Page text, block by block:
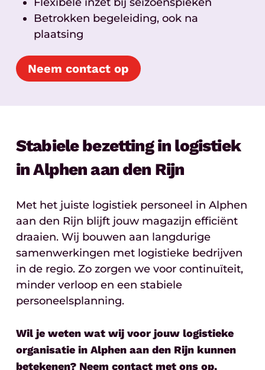
Betrokken begeleiding, ook na
plaatsing
Neem contact op
Stabiele bezetting in logistiek
in Alphen aan den Rijn
Met het juiste logistiek personeel in Alphen
aan den Rijn blijft jouw magazijn efficiënt
draaien. Wij bouwen aan langdurige
samenwerkingen met logistieke bedrijven
in de regio. Zo zorgen we voor continuïteit,
minder verloop en een stabiele
personeelsplanning.
Wil je weten wat wij voor jouw logistieke
organisatie in Alphen aan den Rijn kunnen
betekenen? Neem contactmet ons op.